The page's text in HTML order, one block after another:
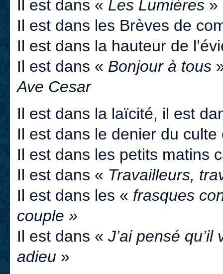
Il est dans « Les Lumières»
Il est dans les Brèves de
Il est dans la hauteur de
Il est dans « Bonjour à tous
Ave Cesar
Il est dans la laïcité, il est
Il est dans le denier du
Il est dans les petits matins
Il est dans « Travailleurs,
Il est dans les « frasques
couple »
Il est dans « J’ai pensé
adieu »